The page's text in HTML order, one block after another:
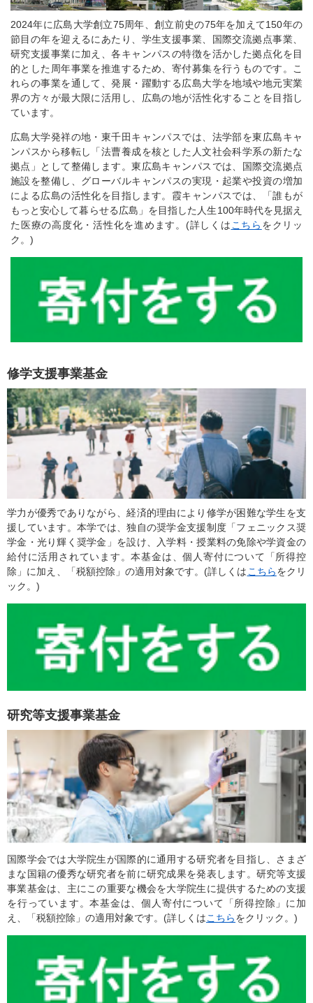
2024年に広島大学創立75周年、創立前史の75年を加えて150年の
節目の年を迎えるにあたり、学生支援事業、国際交流拠点事業、
研究支援事業に加え、各キャンパスの特徴を活かした拠点化を目
的とした周年事業を推進するため、寄付募集を行うものです。こ
れらの事業を通して、発展・躍動する広島大学を地域や地元実業
界の方々が最大限に活用し、広島の地が活性化することを目指し
ています。
広島大学発祥の地・東千田キャンパスでは、法学部を東広島キャ
ンパスから移転し「法曹養成を核とした人文社会科学系の新たな
拠点」として整備します。東広島キャンパスでは、国際交流拠点
施設を整備し、グローバルキャンパスの実現・起業や投資の増加
による広島の活性化を目指します。霞キャンパスでは、「誰もが
もっと安心して暮らせる広島」を目指した人生100年時代を見据え
た医療の高度化・活性化を進めます。(詳しくは こちら をクリッ
ク。)
修学支援事業基金
学力が優秀でありながら、経済的理由により修学が困難な学生を支
援しています。本学では、独自の奨学金支援制度「フェニックス奨
学金・光り輝く奨学金」を設け、入学料・授業料の免除や学資金の
給付に活用されています。本基金は、個人寄付について「所得控
除」に加え、「税額控除」の適用対象です。(詳しくはこちらをクリ
ック。)
研究等支援事業基金
国際学会では大学院生が国際的に通用する研究者を目指し、さまざ
まな国籍の優秀な研究者を前に研究成果を発表します。研究等支援
事業基金は、主にこの重要な機会を大学院生に提供するための支援
を行っています。本基金は、個人寄付について「所得控除」に加
え、「税額控除」の適用対象です。(詳しくはこちらをクリック。)